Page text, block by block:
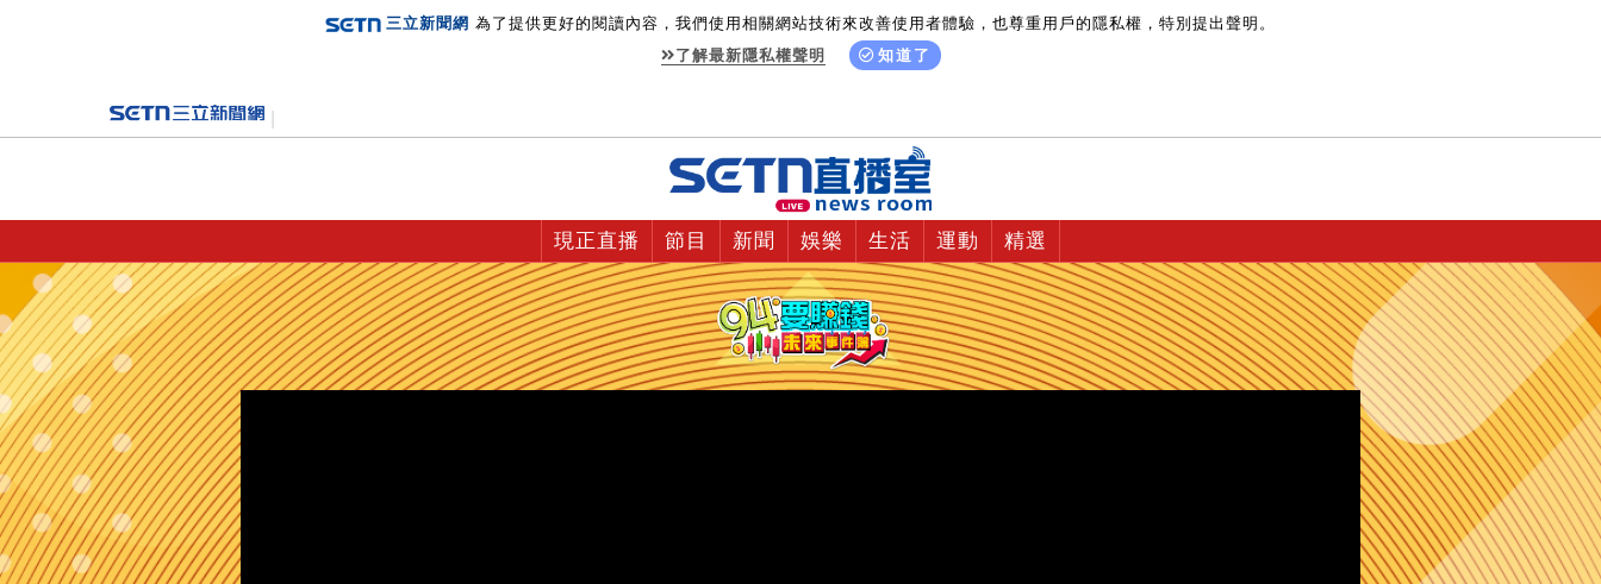
三立新聞網 為了提供更好的閱讀內容，我們使用相關網站技術來改善使用者體驗，也尊重用戶的隱私權，特別提出聲明。
了解最新隱私權聲明
知道了
現正直播 節目 新聞 娛樂 生活 運動 精選